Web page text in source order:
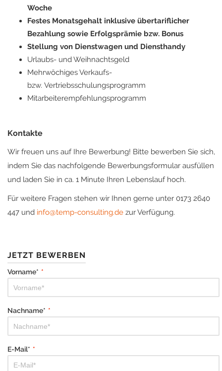
Woche
Festes Monatsgehalt inklusive übertariflicher
Bezahlung sowie Erfolgsprämie bzw. Bonus
Stellung von Dienstwagen und Diensthandy
Urlaubs- und Weihnachtsgeld
Mehrwöchiges Verkaufs-
bzw. Vertriebsschulungsprogramm
Mitarbeiterempfehlungsprogramm
Kontakte
Wir freuen uns auf Ihre Bewerbung! Bitte bewerben Sie sich,
indem Sie das nachfolgende Bewerbungsformular ausfüllen
und laden Sie in ca. 1 Minute Ihren Lebenslauf hoch.
Für weitere Fragen stehen wir Ihnen gerne unter 0173 2640
447 und info@temp-consulting.de zur Verfügung.
JETZT BEWERBEN
Vorname* *
Nachname* *
E-Mail* *